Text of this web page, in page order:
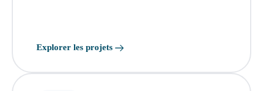
Explorer les projets